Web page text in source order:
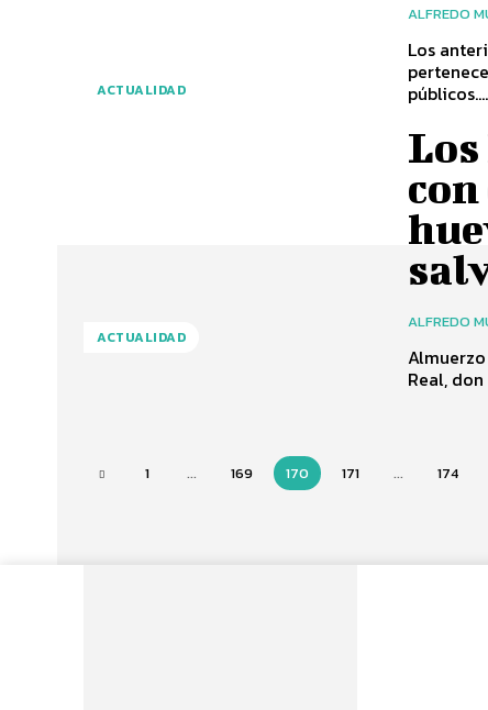
ACTUALIDAD
ALFREDO
Los
públicos....
ACTUALIDAD
ALFREDO
Real,
1 ... 169 170 171 ... 174